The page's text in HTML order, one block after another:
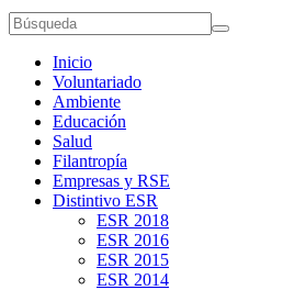
Inicio
Voluntariado
Ambiente
Educación
Salud
Filantropía
Empresas y RSE
Distintivo ESR
ESR 2018
ESR 2016
ESR 2015
ESR 2014